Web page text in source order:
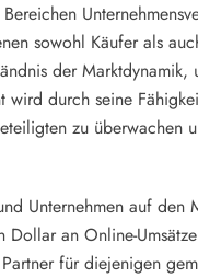
sowohl Käufer als
der Marktdynamik,
durch seine
zu überwachen
Unternehmen auf
an Online-
für diejenigen